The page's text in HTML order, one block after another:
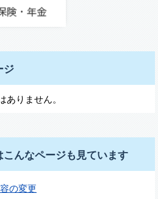
ジ
ありません。
んなページも見ています
の変更